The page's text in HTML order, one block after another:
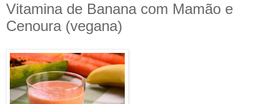
Vitamina de Banana com Mamão e
Cenoura (vegana)